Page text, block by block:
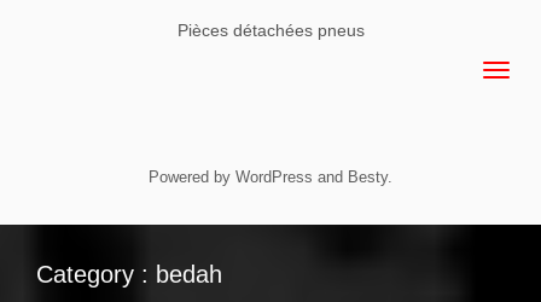
Pièces détachées pneus
Powered by WordPress and Besty.
Category : bedah